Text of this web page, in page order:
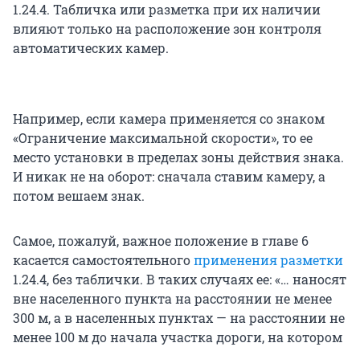
1.24.4. Табличка или разметка при их наличии
влияют только на расположение зон контроля
автоматических камер.
Например, если камера применяется со знаком
«Ограничение максимальной скорости», то ее
место установки в пределах зоны действия знака.
И никак не на оборот: сначала ставим камеру, а
потом вешаем знак.
Самое, пожалуй, важное положение в главе 6
касается самостоятельногоприменения разметки
1.24.4, без таблички. В таких случаях ее: «… наносят
вне населенного пункта на расстоянии не менее
300 м, а в населенных пунктах — на расстоянии не
менее 100 м до начала участка дороги, на котором